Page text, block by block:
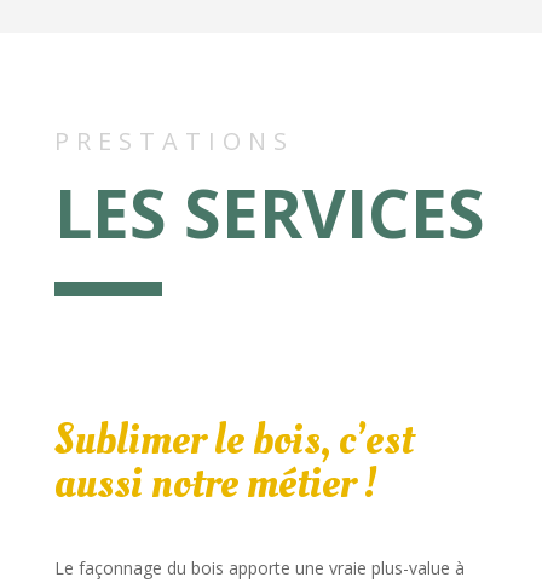
PRESTATIONS
LES SERVICES
Sublimer le bois, c’est
aussi notre métier !
Le façonnage du bois apporte une vraie plus-value à